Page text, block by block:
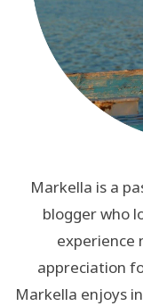
Markella is a
blogger who
experience
appreciation
Markella enjoys